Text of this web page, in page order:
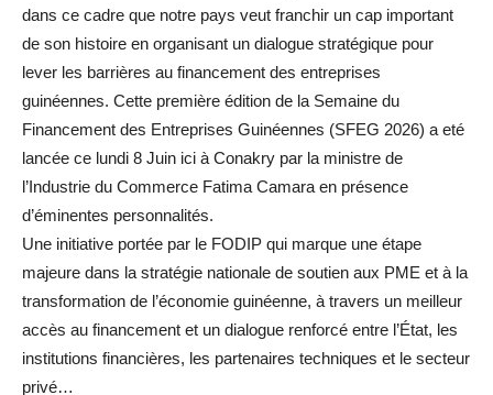
dans ce cadre que notre pays veut franchir un cap important
de son histoire en organisant un dialogue stratégique pour
lever les barrières au financement des entreprises
guinéennes. Cette première édition de la Semaine du
Financement des Entreprises Guinéennes (SFEG 2026) a eté
lancée ce lundi 8 Juin ici à Conakry par la ministre de
l’Industrie du Commerce Fatima Camara en présence
d’éminentes personnalités.
Une initiative portée par le FODIP qui marque une étape
majeure dans la stratégie nationale de soutien aux PME et à la
transformation de l’économie guinéenne, à travers un meilleur
accès au financement et un dialogue renforcé entre l’État, les
institutions financières, les partenaires techniques et le secteur
privé…